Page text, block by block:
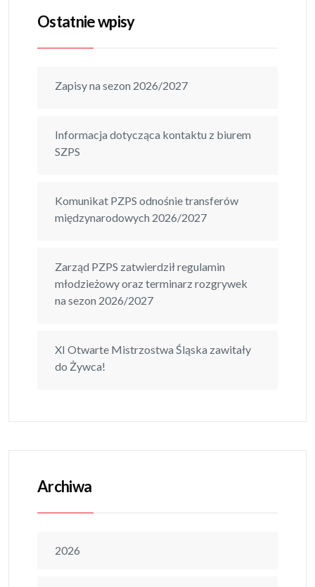
Ostatnie wpisy
Zapisy na sezon 2026/2027
Informacja dotycząca kontaktu z biurem
SZPS
Komunikat PZPS odnośnie transferów
międzynarodowych 2026/2027
Zarząd PZPS zatwierdził regulamin
młodzieżowy oraz terminarz rozgrywek
na sezon 2026/2027
XI Otwarte Mistrzostwa Śląska zawitały
do Żywca!
Archiwa
2026